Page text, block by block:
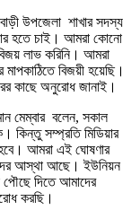
উপজেলা শাখার সদস্য
হতে চাই। আমরা কোনো
বিজয় লাভ করিনি। আমরা
বিজয়ী হয়েছি।
কাছে অনুরোধ জানাই।
মেম্বার বলেন, সকাল
কিন্তু সম্প্রতি মিডিয়ার
হবে। আমরা এই ঘোষণার
আস্থা আছে। ইউনিয়ন
পৌছে দিতে আমাদের
করছি।